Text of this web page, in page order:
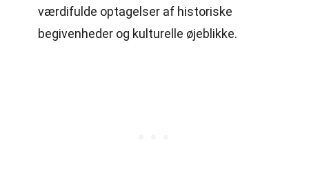
værdifulde optagelser af historiske
begivenheder og kulturelle øjeblikke.